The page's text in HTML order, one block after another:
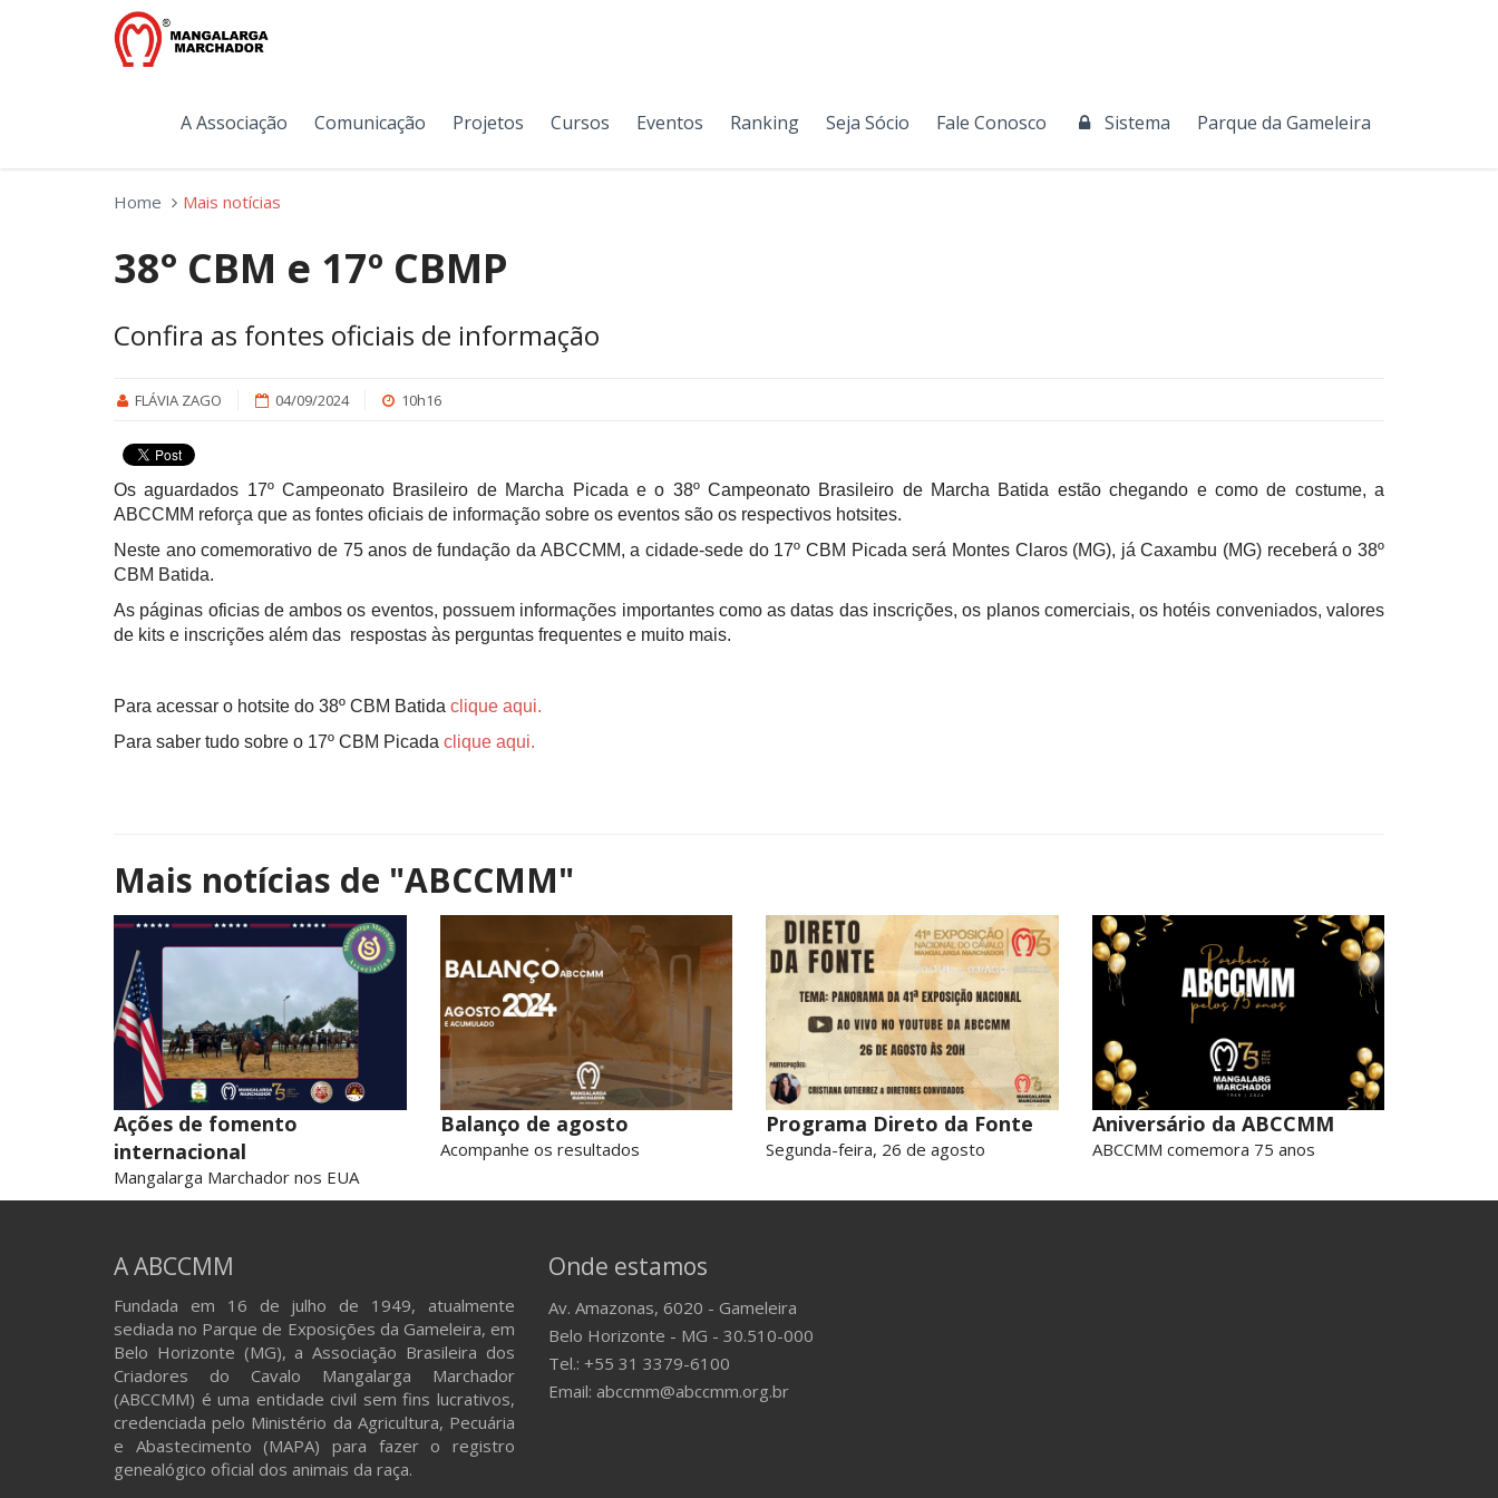
A Associação Comunicação Projetos Cursos Eventos Ranking Seja Sócio Fale Conosco Sistema Parque da Gameleira
Home Mais notícias
38° CBM e 17º CBMP
Confira as fontes oficiais de informação
FLÁVIA ZAGO 04/09/2024 10h16
Os aguardados 17º Campeonato Brasileiro de Marcha Picada e o 38º Campeonato Brasileiro de Marcha Batida estão chegando e como de costume, a
ABCCMM reforça que as fontes oficiais de informação sobre os eventos são os respectivos hotsites.
Neste ano comemorativo de 75 anos de fundação da ABCCMM, a cidade-sede do 17º CBM Picada será Montes Claros (MG), já Caxambu (MG) receberá o 38º
CBM Batida.
As páginas oficias de ambos os eventos, possuem informações importantes como as datas das inscrições, os planos comerciais, os hotéis conveniados, valores
de kits e inscrições além das respostas às perguntas frequentes e muito mais.
Para acessar o hotsite do 38º CBM Batida clique aqui.
Para saber tudo sobre o 17º CBM Picada clique aqui.
Mais notícias de "ABCCMM"
Ações de fomento
internacional
Mangalarga Marchador nos EUA
Balanço de agosto
Acompanhe os resultados
Programa Direto da Fonte
Segunda-feira, 26 de agosto
Aniversário da ABCCMM
ABCCMM comemora 75 anos
A ABCCMM
Fundada em 16 de julho de 1949, atualmente
sediada no Parque de Exposições da Gameleira, em
Belo Horizonte (MG), a Associação Brasileira dos
Criadores do Cavalo Mangalarga Marchador
(ABCCMM) é uma entidade civil sem fins lucrativos,
credenciada pelo Ministério da Agricultura, Pecuária
e Abastecimento (MAPA) para fazer o registro
genealógico oficial dos animais da raça.
Onde estamos
Av. Amazonas, 6020 - Gameleira
Belo Horizonte - MG - 30.510-000
Tel.: +55 31 3379-6100
Email: abccmm@abccmm.org.br